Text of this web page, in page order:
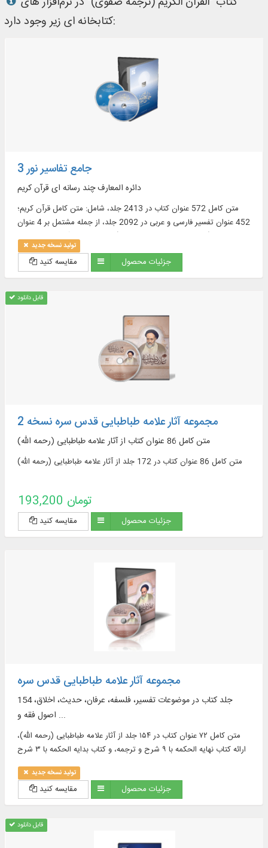
کتابخانه ای زیر وجود دارد:
جامع تفاسیر نور 3
دائره المعارف چند رسانه ای قرآن کریم
متن کامل 572 عنوان کتاب در 2413 جلد، شامل: متن کامل قرآن کریم؛
452 عنوان تفسیر فارسی و عربی در 2092 جلد، از جمله مشتمل بر 4 عنوان
تولید نسخه جدید
مقایسه کنید جزئیات محصول
قابل دانلود
مجموعه آثار علامه طباطبایی قدس سره نسخه 2
متن کامل 86 عنوان کتاب از آثار علامه طباطبایی (رحمه الله)
متن کامل 86 عنوان کتاب در 172 جلد از آثار علامه طباطبایی (رحمه الله)
193,200 تومان
مقایسه کنید جزئیات محصول
مجموعه آثار علامه طباطبایی قدس سره
154 جلد کتاب در موضوعات تفسیر، فلسفه، عرفان، حدیث، اخلاق،
اصول فقه و ...
متن کامل ۷۲ عنوان کتاب در ۱۵۴ جلد از آثار علامه طباطبایی (رحمه الله)،
ارائه کتاب نهایه الحکمه با ۹ شرح و ترجمه، و کتاب بدایه الحکمه با ۳ شرح
و ترجمه، نمایش ۱۲۷ تصویر، مشتمل بر تمثال و دست‌ خط‌ های علامه
(رحمه الله) و ...
تولید نسخه جدید
مقایسه کنید جزئیات محصول
قابل دانلود